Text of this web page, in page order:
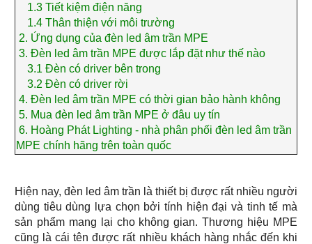
1.3 Tiết kiệm điện năng
1.4 Thân thiện với môi trường
2. Ứng dụng của đèn led âm trần MPE
3. Đèn led âm trần MPE được lắp đặt như thế nào
3.1 Đèn có driver bên trong
3.2 Đèn có driver rời
4. Đèn led âm trần MPE có thời gian bảo hành không
5. Mua đèn led âm trần MPE ở đâu uy tín
6. Hoàng Phát Lighting - nhà phân phối đèn led âm trần
MPE chính hãng trên toàn quốc
Hiện nay, đèn led âm trần là thiết bị được rất nhiều người
dùng tiêu dùng lựa chọn bởi tính hiện đại và tinh tế mà
sản phẩm mang lại cho không gian. Thương hiệu MPE
cũng là cái tên được rất nhiều khách hàng nhắc đến khi